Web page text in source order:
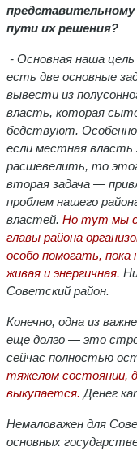
представительному
пути их решения?
- Основная наша
есть две основные
вывести из
власть, которая
бедствуют.
если местная
расшевелить, то
вторая задача —
проблем нашего
властей. Но тут мы
главы района
особо помогать,
живая и энергичная.
Советский район.
Конечно, одна из
еще долго — это
сейчас полностью
тяжелом состоянии,
выкупается. Денег
Немаловажен для
основных